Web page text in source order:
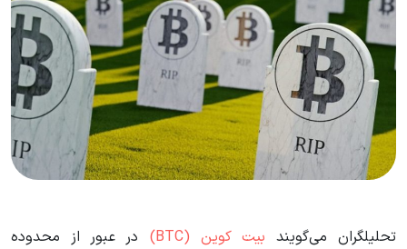
تحلیلگران می‌گویند بیت کوین (BTC)
در عبور از محدوده